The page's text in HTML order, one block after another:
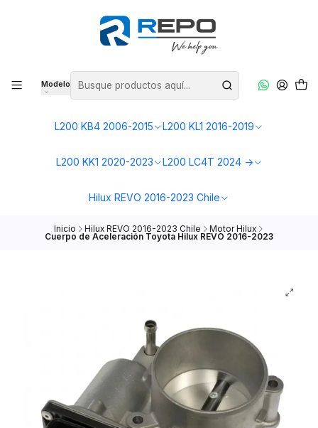
Modelo
L200 KB4 2006-2015 L200 KL1 2016-2019
L200 KK1 2020-2023 L200 LC4T 2024 ->
Hilux REVO 2016-2023 Chile
Inicio Hilux REVO 2016-2023 Chile Motor Hilux
Cuerpo de Aceleración Toyota Hilux REVO 2016-2023